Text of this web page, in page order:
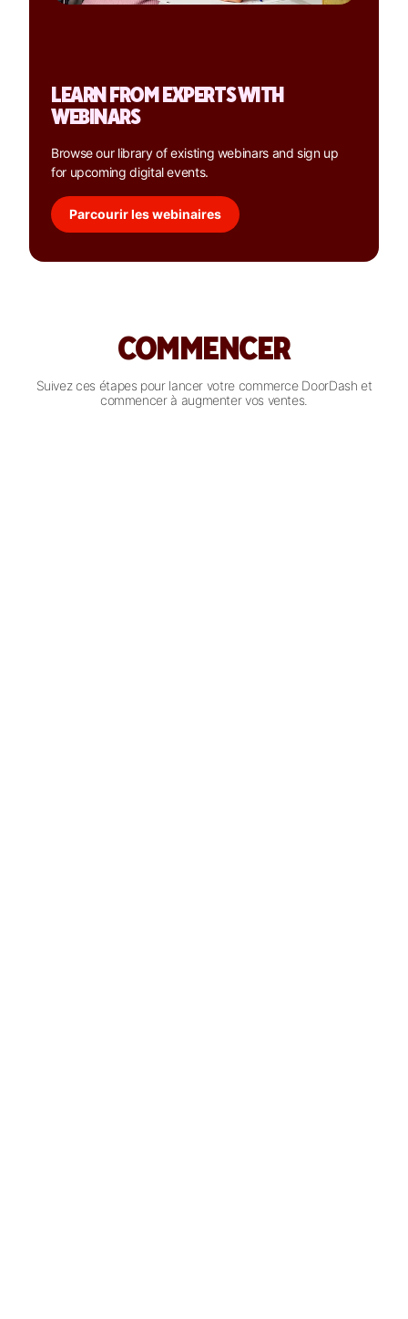
LEARN FROM EXPERTS WITH
WEBINARS
Browse our library of existing webinars and sign up
for upcoming digital events.
Parcourir les webinaires
COMMENCER
Suivez ces étapes pour lancer votre commerce DoorDash et
commencer à augmenter vos ventes.